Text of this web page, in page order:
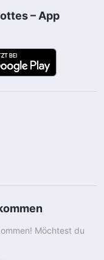
– App
Möchtest du